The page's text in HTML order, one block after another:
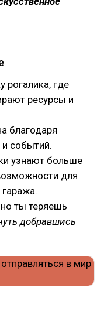
рогалика, где
ресурсы и
благодаря
и событий.
узнают больше
для
ты теряешь
добравшись